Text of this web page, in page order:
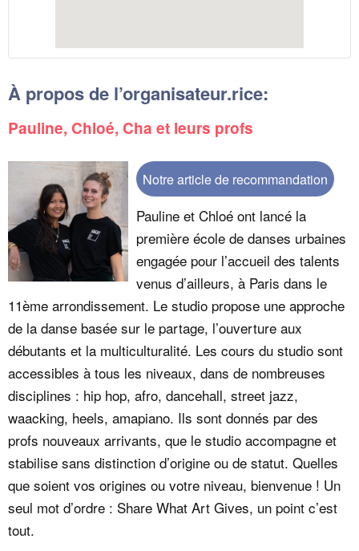
À propos de l’organisateur.rice:
Pauline, Chloé, Cha et leurs profs
Notre article de recommandation
Pauline et Chloé ont lancé la
première école de danses urbaines
engagée pour l’accueil des talents
venus d’ailleurs, à Paris dans le
11ème arrondissement. Le studio propose une approche
de la danse basée sur le partage, l’ouverture aux
débutants et la multiculturalité. Les cours du studio sont
accessibles à tous les niveaux, dans de nombreuses
disciplines : hip hop, afro, dancehall, street jazz,
waacking, heels, amapiano. Ils sont donnés par des
profs nouveaux arrivants, que le studio accompagne et
stabilise sans distinction d’origine ou de statut. Quelles
que soient vos origines ou votre niveau, bienvenue ! Un
seul mot d’ordre : Share What Art Gives, un point c’est
tout.